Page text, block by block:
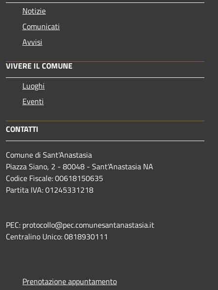
Notizie
Comunicati
Avvisi
VIVERE IL COMUNE
Luoghi
Eventi
CONTATTI
Comune di Sant'Anastasia
Piazza Siano, 2 - 80048 - Sant'Anastasia NA
Codice Fiscale: 00618150635
Partita IVA: 01245331218
PEC: protocollo@pec.comunesantanastasia.it
Centralino Unico: 0818930111
Prenotazione appuntamento